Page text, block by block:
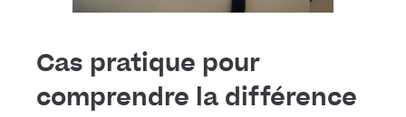
Cas pratique pour
comprendre la différence